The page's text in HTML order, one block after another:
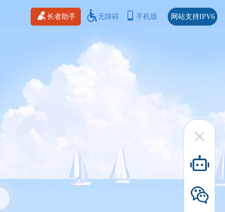
长者助手 无障碍 手机版 网站支持IPV6